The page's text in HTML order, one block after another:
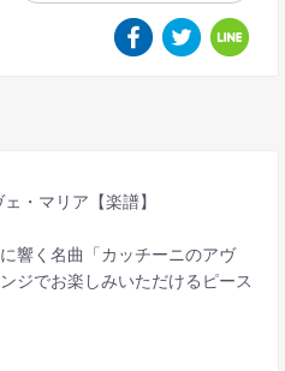
・マリア【楽譜】
響く名曲「カッチーニのアヴ
ジでお楽しみいただけるピース